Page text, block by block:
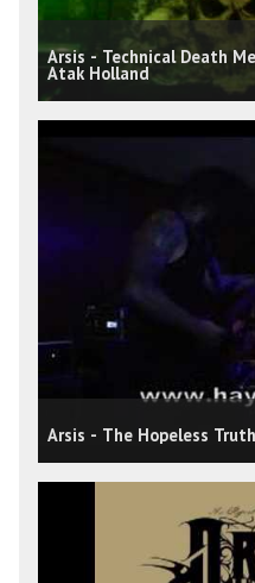
Arsis - Technical Death
Atak Holland
Arsis - The Hopeless Truth